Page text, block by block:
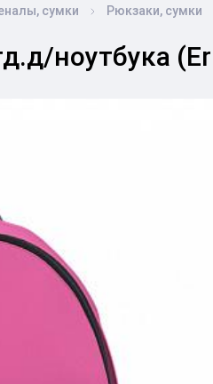
сумки Рюкзаки, сумки
ноутбука